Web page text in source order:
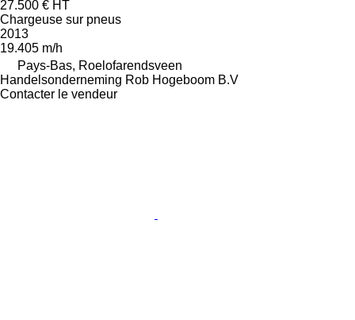
27.500 € HT
Chargeuse sur pneus
2013
19.405 m/h
Pays-Bas, Roelofarendsveen
Handelsonderneming Rob Hogeboom B.V
Contacter le vendeur